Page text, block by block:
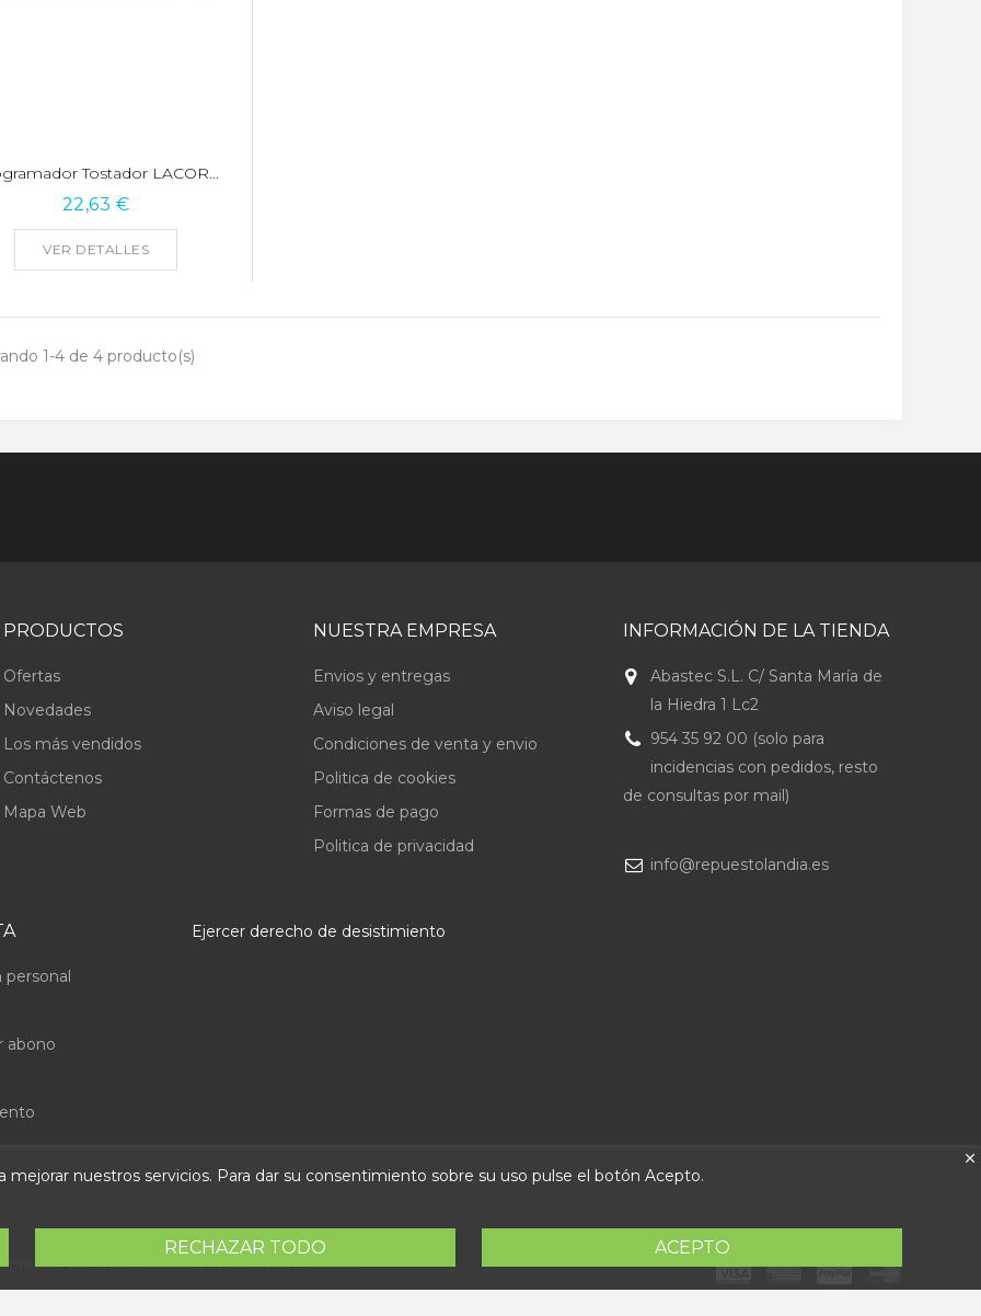
Tostador LACOR...
22,63 €
VER DETALLES
1-4 de 4 producto(s)
PRODUCTOS
Ofertas
Novedades
Los más vendidos
Contáctenos
Mapa Web
NUESTRA EMPRESA
Envios y entregas
Aviso legal
Condiciones de venta y envio
Politica de cookies
Formas de pago
Politica de privacidad
INFORMACIÓN DE LA TIENDA
Abastec S.L. C/ Santa María de
la Hiedra 1 Lc2
954 35 92 00 (solo para
incidencias con pedidos, resto
de consultas por mail)
info@repuestolandia.es
nuestros servicios. Para dar su consentimiento sobre su uso pulse el botón Acepto.
RECHAZAR TODO ACEPTO
abono
Ejercer derecho de desistimiento
precios son indicados con impuestos incluidos